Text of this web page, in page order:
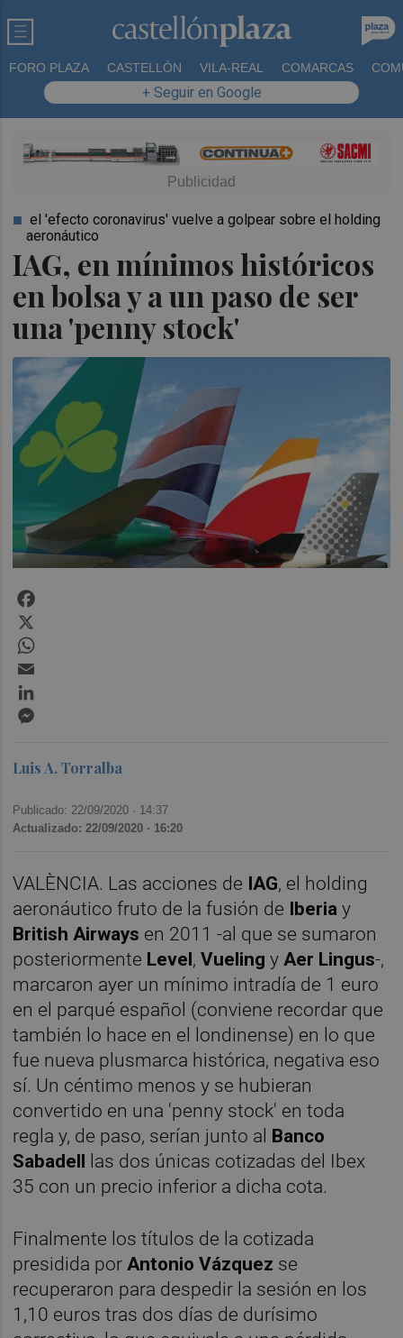
FORO PLAZA CASTELLÓN VILA-REAL COMARCAS
+ Seguir en Google
IAG, en mínimos históricos
en bolsa y a un paso de ser
una 'penny stock'
el 'efecto coronavirus' vuelve a golpear sobre el holding
aeronáutico
Luis A. Torralba
Publicado: 22/09/2020 · 14:37
Actualizado: 22/09/2020 · 16:20
VALÈNCIA. Las acciones de IAG, el holding
aeronáutico fruto de la fusión de
Iberia y
British Airways en 2011 -al que se sumaron
posteriormente Level ,Vueling yAer Lingus-,
marcaron ayer un mínimo intradía de 1 euro
en el parqué español (conviene recordar que
también lo hace en el londinense) en lo que
fue nueva plusmarca histórica, negativa eso
sí. Un céntimo menos y se hubieran
convertido en una 'penny stock' en toda
regla y, de paso, serían junto al
Banco
Sabadell
las dos únicas cotizadas del Ibex
35 con un precio inferior a dicha cota.
Finalmente los títulos de la cotizada
presidida por Antonio Vázquez se
recuperaron para despedir la sesión en los
1,10 euros tras dos días de durísimo